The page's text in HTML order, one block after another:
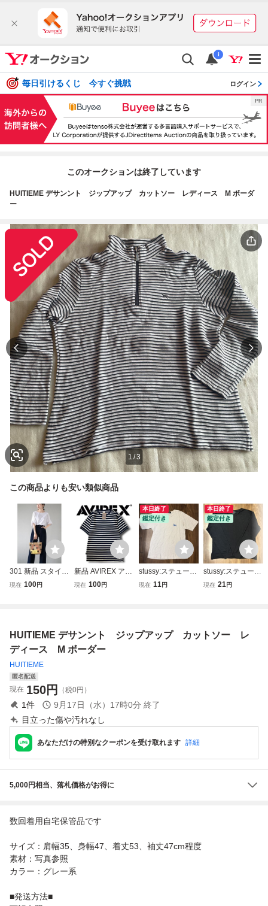
i
毎日引けるくじ 今すぐ挑戦 ログイン
このオークションは終了しています
HUITIEME デサンント ジップアップ カットソー レディース M ボーダ
ー
1/3
この商品よりも安い類似商品
301 新品 スタイル
アップ デザインス
現在 100円
新品 AVIREX アヴ
ィレックス ボーダ
ャツ 6123302 XL
紺系 NR-268
現在 100円
本日終了
鑑定付き
stussy:ステューシ
ー 半袖カットソ
現在 11円
本日終了
鑑定付き
stussy:ステューシ
ー 長袖カットソ
現在 21円
HUITIEME デサンント ジップアップ カットソー レ
ディース M ボーダー
HUITIEME
匿名配送
現在 150円 （税0円）
1件 9月17日（水）17時0分 終了
目立った傷や汚れなし
あなただけの特別なクーポンを受け取れます 詳細
5,000円相当、落札価格がお得に
数回着用自宅保管品です
サイズ：肩幅35、身幅47、着丈53、袖丈47cm程度
素材：写真参照
カラー：グレー系
■発送方法■